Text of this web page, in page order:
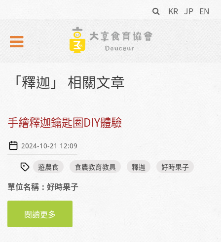
KR JP EN
搜
尋
表
「釋迦」 相關文章
手繪釋迦鑰匙圈DIY體驗
2024-10-21 12:09
遊農食 食農教育教具 釋迦 好時果子
單位名稱：好時果子
閱讀更多